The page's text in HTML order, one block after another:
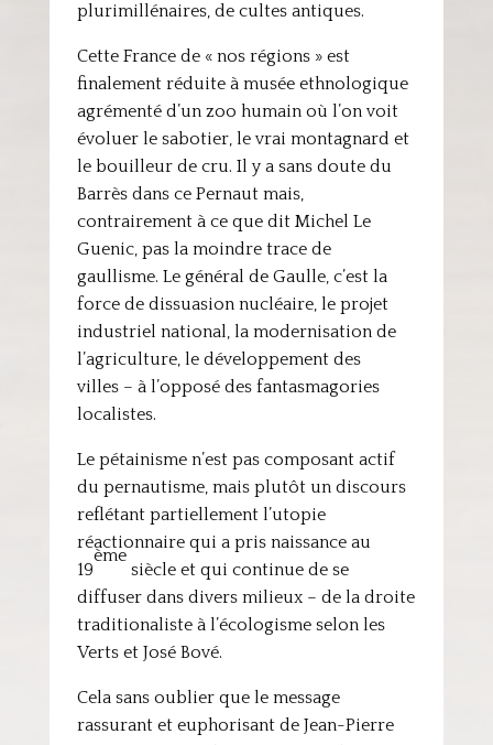
plurimillénaires, de cultes antiques.
Cette France de « nos régions » est
finalement réduite à musée ethnologique
agrémenté d’un zoo humain où l’on voit
évoluer le sabotier, le vrai montagnard et
le bouilleur de cru. Il y a sans doute du
Barrès dans ce Pernaut mais,
contrairement à ce que dit Michel Le
Guenic, pas la moindre trace de
gaullisme. Le général de Gaulle, c’est la
force de dissuasion nucléaire, le projet
industriel national, la modernisation de
l’agriculture, le développement des
villes – à l’opposé des fantasmagories
localistes.
Le pétainisme n’est pas composant actif
du pernautisme, mais plutôt un discours
reflétant partiellement l’utopie
réactionnaire qui a pris naissance au
19
ème
siècle et qui continue de se
diffuser dans divers milieux – de la droite
traditionaliste à l’écologisme selon les
Verts et José Bové.
Cela sans oublier que le message
rassurant et euphorisant de Jean-Pierre